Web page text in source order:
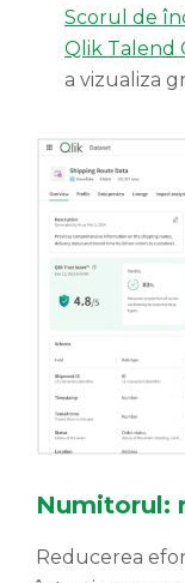
Scorul de
Qlik Talend
a vizualiza
Numitorul:
Reducerea